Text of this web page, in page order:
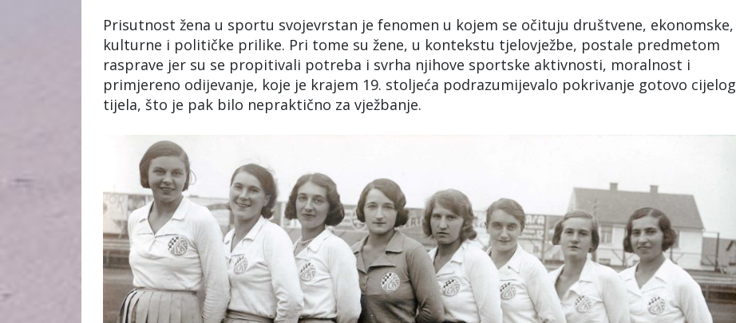
Prisutnost žena u sportu svojevrstan je fenomen u kojem se očituju društvene, ekonomske,
kulturne i političke prilike. Pri tome su žene, u kontekstu tjelovježbe, postale predmetom
rasprave jer su se propitivali potreba i svrha njihove sportske aktivnosti, moralnost i
primjereno odijevanje, koje je krajem 19. stoljeća podrazumijevalo pokrivanje gotovo cijelog
tijela, što je pak bilo nepraktično za vježbanje.